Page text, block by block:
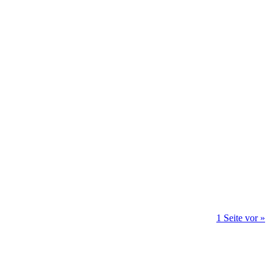
1 Seite vor »